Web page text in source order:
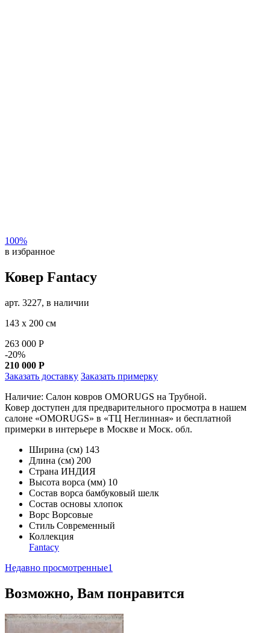
100%
в избранное
Ковер Fantacy
арт. 3227, в наличии
143 х 200 см
263 000 Р
-20%
210 000 Р
Заказать доставку Заказать примерку
Наличие: Салон ковров OMORUGS на Трубной.
Ковер доступен для предварительного просмотра в нашем
салоне «OMORUGS» в «ТЦ Неглинная» и бесплатной
примерки в интерьере в Москве и Моск. обл.
Ширина (см) 143
Длина (см) 200
Страна ИНДИЯ
Высота ворса (мм) 10
Состав ворса бамбуковый шелк
Состав основы хлопок
Ворс Ворсовые
Стиль Современный
Коллекция
Fantacy
Недавно просмотренные1
Возможно, Вам понравится